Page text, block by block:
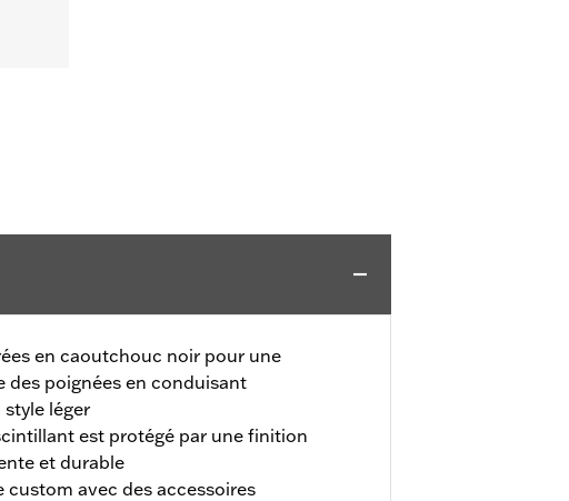
en caoutchouc noir pour une
des poignées en conduisant
léger
est protégé par une finition
et durable
custom avec des accessoires